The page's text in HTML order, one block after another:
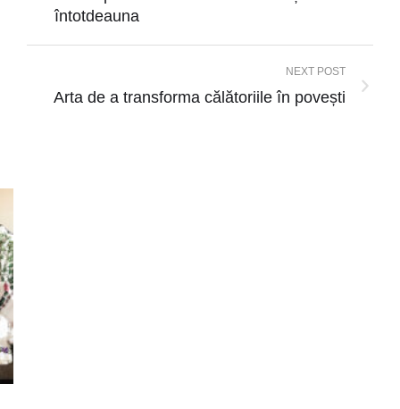
întotdeauna
NEXT POST
Arta de a transforma călătoriile în povești